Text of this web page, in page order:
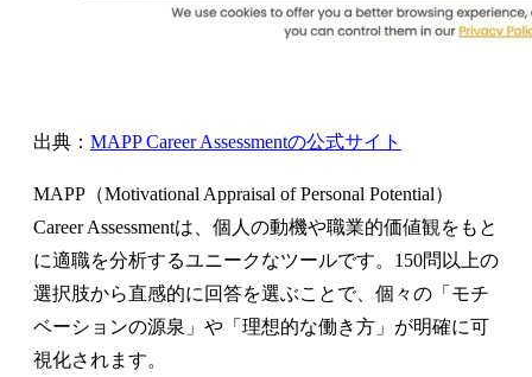
出典： MAPP Career Assessmentの公式サイト
MAPP（Motivational Appraisal of Personal Potential）
Career Assessmentは、個人の動機や職業的価値観をもと
に適職を分析するユニークなツールです。150問以上の
選択肢から直感的に回答を選ぶことで、個々の「モチ
ベーションの源泉」や「理想的な働き方」が明確に可
視化されます。